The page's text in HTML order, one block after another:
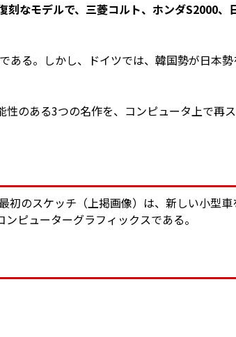
なモデルで、三菱コルト、ホンダS2000、
ある。しかし、ドイツでは、韓国勢が日本勢
のある3つの名作を、コンピュータ上で再
初のスケッチ（上掲画像）は、新しい小型車
ピューターグラフィックスである。